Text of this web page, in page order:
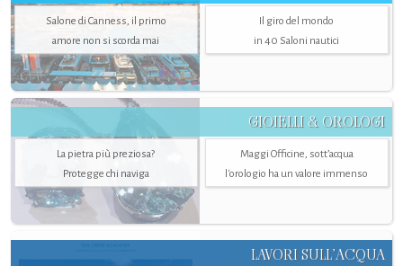
Salone di Canness, il primo
amore non si scorda mai
Il giro del mondo
in 40 Saloni nautici
GIOIELLI & OROLOGI
La pietra più preziosa?
Protegge chi naviga
Maggi Officine, sott’acqua
l'orologio ha un valore immenso
LAVORI SULL’ACQUA